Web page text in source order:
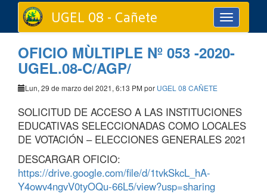
Toggle
navigation
UGEL 08 - Cañete
OFICIO MÙLTIPLE Nº 053 -2020-
UGEL.08-C/AGP/
Lun, 29 de marzo del 2021, 6:13 PM por UGEL 08 CAÑETE
SOLICITUD DE ACCESO A LAS INSTITUCIONES
EDUCATIVAS SELECCIONADAS COMO LOCALES
DE VOTACIÓN – ELECCIONES GENERALES 2021
DESCARGAR OFICIO:
https://drive.google.com/file/d/1tvkSkcL_hA-
Y4owv4ngvV0tyOQu-66L5/view?usp=sharing